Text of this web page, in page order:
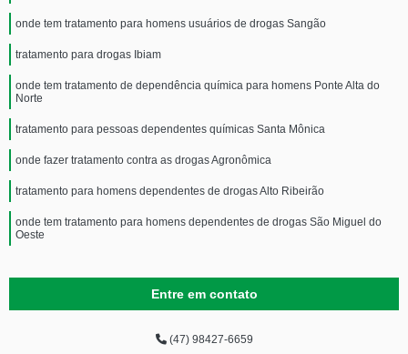
onde tem tratamento para homens usuários de drogas Sangão
tratamento para drogas Ibiam
onde tem tratamento de dependência química para homens Ponte Alta do
Norte
tratamento para pessoas dependentes químicas Santa Mônica
onde fazer tratamento contra as drogas Agronômica
tratamento para homens dependentes de drogas Alto Ribeirão
onde tem tratamento para homens dependentes de drogas São Miguel do
Oeste
Entre em contato
(47) 98427-6659